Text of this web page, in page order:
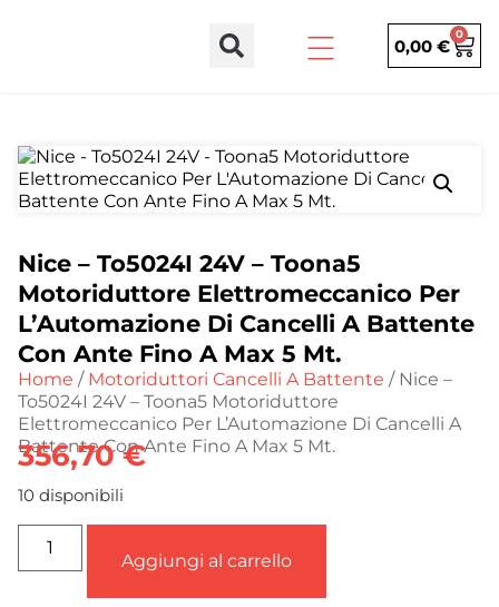
0,00 €
0
Nice – To5024I 24V – Toona5
Motoriduttore Elettromeccanico Per
L’Automazione Di Cancelli A Battente
Con Ante Fino A Max 5 Mt.
Home / Motoriduttori Cancelli A Battente / Nice –
To5024I 24V – Toona5 Motoriduttore
Elettromeccanico Per L’Automazione Di Cancelli A
Battente Con Ante Fino A Max 5 Mt.
356,70€
10 disponibili
Aggiungi al carrello